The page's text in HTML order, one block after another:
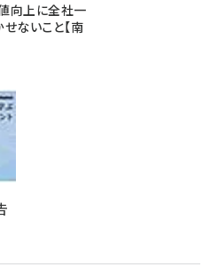
向上に全社一
ないこと【南